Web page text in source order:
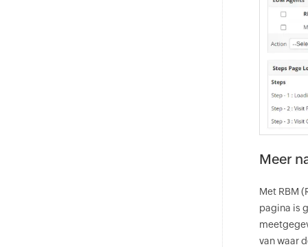
Meer
Met RBM
pagina is
van waar